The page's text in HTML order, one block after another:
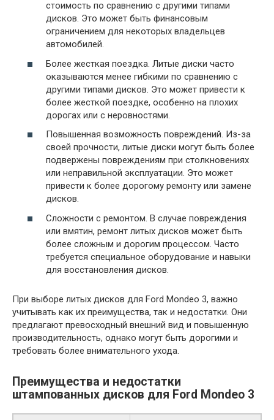
стоимость по сравнению с другими типами
дисков. Это может быть финансовым
ограничением для некоторых владельцев
автомобилей.
Более жесткая поездка. Литые диски часто
оказываются менее гибкими по сравнению с
другими типами дисков. Это может привести к
более жесткой поездке, особенно на плохих
дорогах или с неровностями.
Повышенная возможность повреждений. Из-за
своей прочности, литые диски могут быть более
подвержены повреждениям при столкновениях
или неправильной эксплуатации. Это может
привести к более дорогому ремонту или замене
дисков.
Сложности с ремонтом. В случае повреждения
или вмятин, ремонт литых дисков может быть
более сложным и дорогим процессом. Часто
требуется специальное оборудование и навыки
для восстановления дисков.
При выборе литых дисков для Ford Mondeo 3, важно
учитывать как их преимущества, так и недостатки. Они
предлагают превосходный внешний вид и повышенную
производительность, однако могут быть дорогими и
требовать более внимательного ухода.
Преимущества и недостатки
штампованных дисков для Ford Mondeo 3